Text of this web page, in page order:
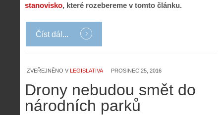
stanovisko, které rozebereme v tomto článku.
Číst dál...
ZVEŘEJNĚNO V LEGISLATIVA PROSINEC 25, 2016
Drony nebudou smět do
národních parků